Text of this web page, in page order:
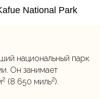
National Park
национальный парк
Он занимает
2 (8 650 миль2).